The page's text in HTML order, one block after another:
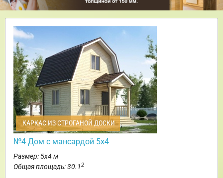
КАРКАС ИЗ СТРОГАНОЙ ДОСКИ
№4 Дом с мансардой 5х4
Размер: 5х4 м
Общая площадь: 30.12